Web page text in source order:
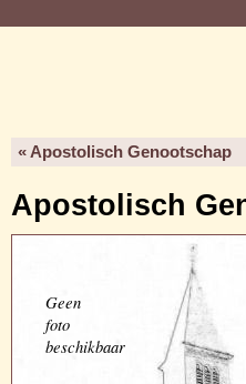
« Apostolisch Genootschap
Apostolisch
Geen
foto
beschikbaar